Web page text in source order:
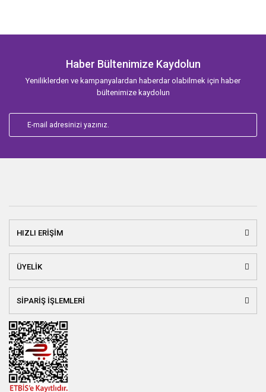
Haber Bültenimize Kaydolun
Yeniliklerden ve kampanyalardan haberdar olabilmek için haber
bültenimize kaydolun
HIZLI ERİŞİM
ÜYELİK
SİPARİŞ İŞLEMLERİ